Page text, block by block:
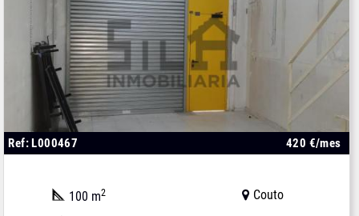
Ref: L000467 420 €/mes
100 m2
Couto